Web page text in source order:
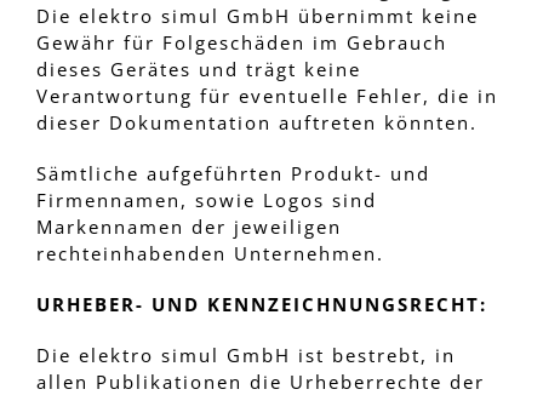
Die elektro simul GmbH übernimmt keine
Gewähr für Folgeschäden im Gebrauch
dieses Gerätes und trägt keine
Verantwortung für eventuelle Fehler, die in
dieser Dokumentation auftreten könnten.
Sämtliche aufgeführten Produkt- und
Firmennamen, sowie Logos sind
Markennamen der jeweiligen
rechteinhabenden Unternehmen.
URHEBER- UND KENNZEICHNUNGSRECHT:
Die elektro simul GmbH ist bestrebt, in
allen Publikationen die Urheberrechte der